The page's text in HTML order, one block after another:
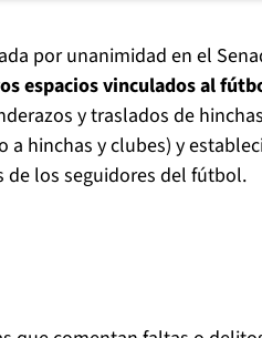
por unanimidad en el
espacios vinculados al
y traslados de
hinchas y clubes) y
de los seguidores del fútbol.